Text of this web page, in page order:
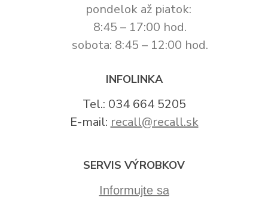
pondelok až piatok:
8:45 – 17:00 hod.
sobota: 8:45 – 12:00 hod.
INFOLINKA
Tel.: 034 664 5205
E-mail: recall@recall.sk
SERVIS VÝROBKOV
Informujte sa